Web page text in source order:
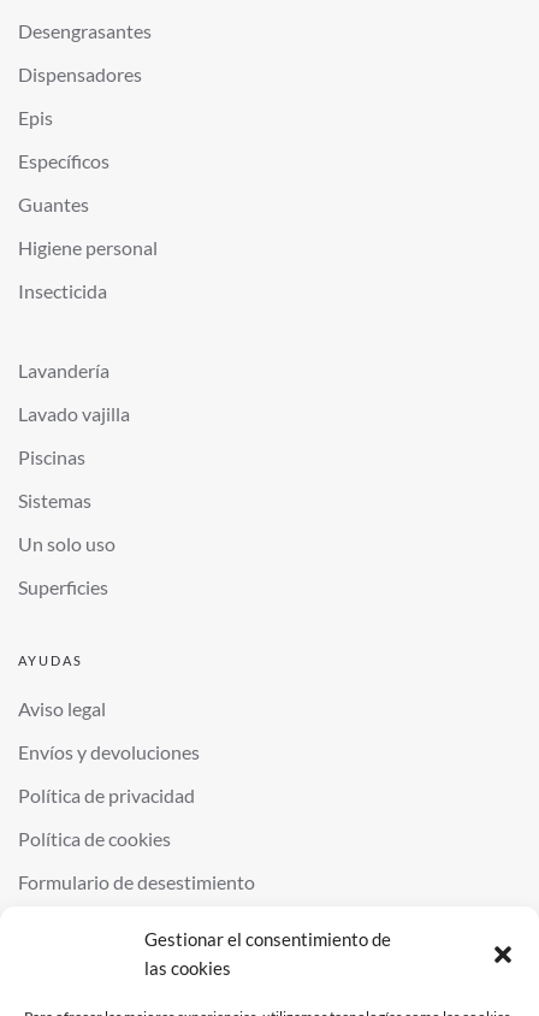
Gestionar el consentimiento de
las cookies
Desengrasantes
Dispensadores
Epis
Específicos
Guantes
Higiene personal
Insecticida
Lavandería
Lavado vajilla
Piscinas
Sistemas
Un solo uso
Superficies
AYUDAS
Aviso legal
Envíos y devoluciones
Política de privacidad
Política de cookies
Formulario de desestimiento
QUIMINOR SL. ALL RIGHTS RESERVED.